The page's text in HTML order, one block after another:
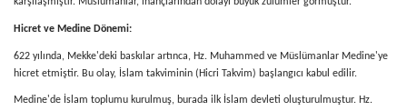
Hicret ve Medine Dönemi:
622 yılında, Mekke'deki baskılar artınca, Hz. Muhammed ve Müslümanlar Medine'ye
hicret etmiştir. Bu olay, İslam takviminin (Hicri Takvim) başlangıcı kabul edilir.
Medine'de İslam toplumu kurulmuş, burada ilk İslam devleti oluşturulmuştur. Hz.